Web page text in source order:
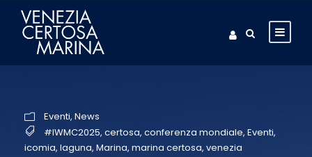
Eventi, News
#IWMC2025, certosa, conferenza mondiale, Eventi,
icomia, laguna, Marina, marina certosa, venezia